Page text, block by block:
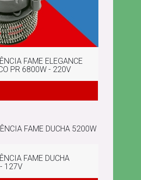
FAME ELEGANCE
PR 6800W - 220V
FAME DUCHA
127V